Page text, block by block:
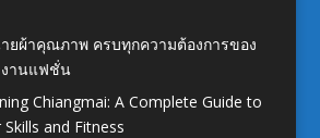
ยผ้าคุณภาพ ครบทุกความต้องการของ
งานแฟชั่น
Chiangmai: A Complete Guide to
and Fitness